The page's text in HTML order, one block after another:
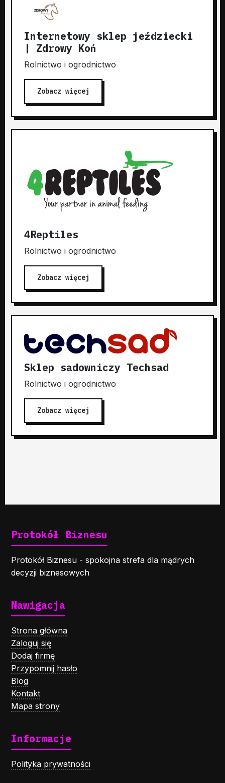
Internetowy sklep jeździecki
| Zdrowy Koń
Rolnictwo i ogrodnictwo
Zobacz więcej
4Reptiles
Rolnictwo i ogrodnictwo
Zobacz więcej
Sklep sadowniczy Techsad
Rolnictwo i ogrodnictwo
Zobacz więcej
Protokół Biznesu
Protokół Biznesu - spokojna strefa dla mądrych
decyzji biznesowych
Nawigacja
Strona główna
Zaloguj się
Dodaj firmę
Przypomnij hasło
Blog
Kontakt
Mapa strony
Informacje
Polityka prywatności